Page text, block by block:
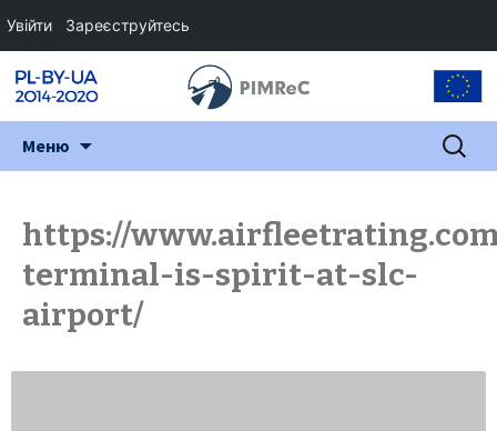
Меню Пошук:
https://
terminal-is-spirit-at-slc-
airport/
Увійти Зареєструйтесь